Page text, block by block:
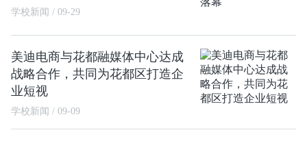
学校新闻 / 09-29
美迪电商与花都融媒体中心达成
战略合作，共同为花都区打造企
业短视
学校新闻 / 09-09